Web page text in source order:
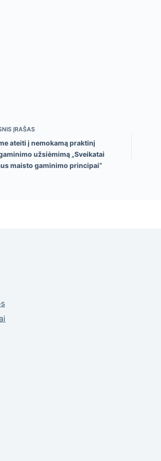
ĮRAŠAS
ateiti į nemokamą praktinį
užsiėmimą „Sveikatai
maisto gaminimo principai“